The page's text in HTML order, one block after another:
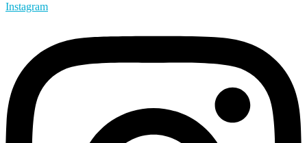
Instagram